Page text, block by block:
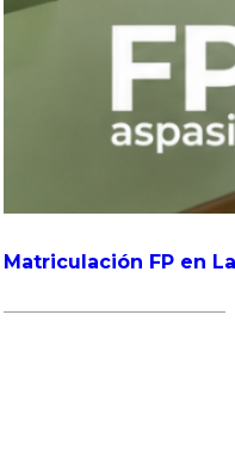
Matriculación FP en